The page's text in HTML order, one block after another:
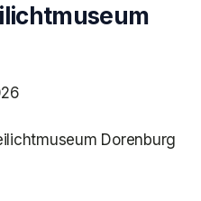
Dorenburg